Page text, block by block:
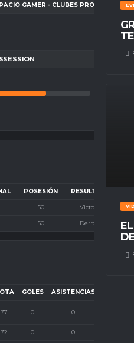
GAMER - CLUBES PRO
POSESIÓN RESULTADO
50 Victoria
50 Derrota
GOLES ASISTENCIAS
77 0 0
72 0 0